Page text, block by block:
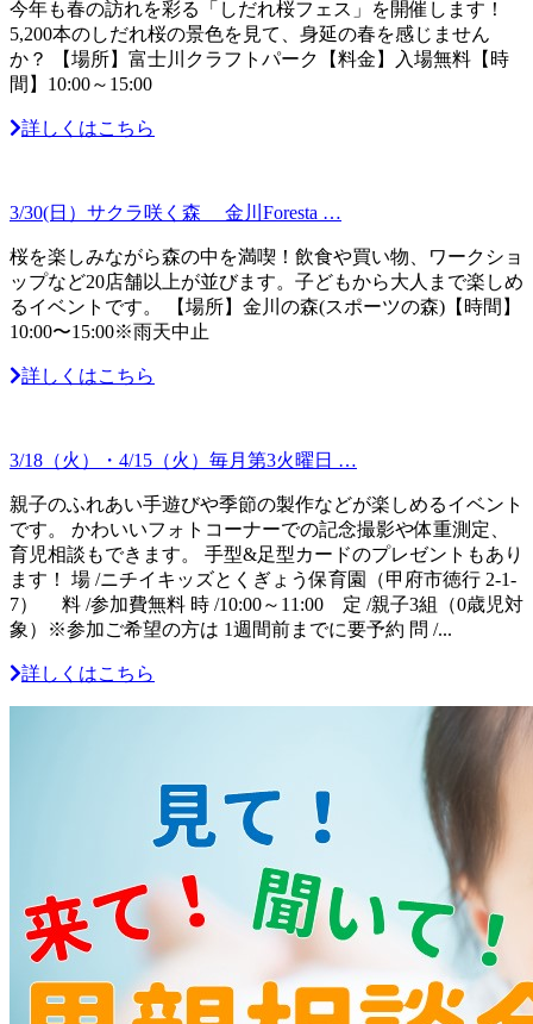
今年も春の訪れを彩る「しだれ桜フェス」を開催します！
5,200本のしだれ桜の景色を見て、身延の春を感じません
か？ 【場所】富士川クラフトパーク【料金】入場無料【時
間】10:00～15:00
詳しくはこちら
3/30(日）サクラ咲く森 金川Foresta …
桜を楽しみながら森の中を満喫！飲食や買い物、ワークショ
ップなど20店舗以上が並びます。子どもから大人まで楽しめ
るイベントです。 【場所】金川の森(スポーツの森)【時間】
10:00〜15:00※雨天中止
詳しくはこちら
3/18（火）・4/15（火）毎月第3火曜日 …
親子のふれあい手遊びや季節の製作などが楽しめるイベント
です。 かわいいフォトコーナーでの記念撮影や体重測定、
育児相談もできます。 手型&足型カードのプレゼントもあり
ます！ 場 /ニチイキッズとくぎょう保育園（甲府市徳行 2-1-
7） 料 /参加費無料 時 /10:00～11:00 定 /親子3組（0歳児対
象）※参加ご希望の方は 1週間前までに要予約 問 /...
詳しくはこちら